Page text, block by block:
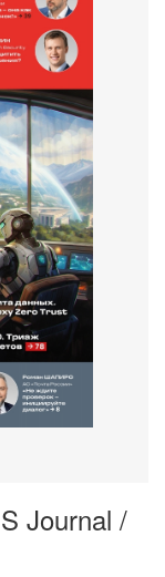
Journal /